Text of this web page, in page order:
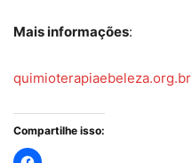
Mais informações:
quimioterapiaebeleza.org.br
Compartilhe isso: